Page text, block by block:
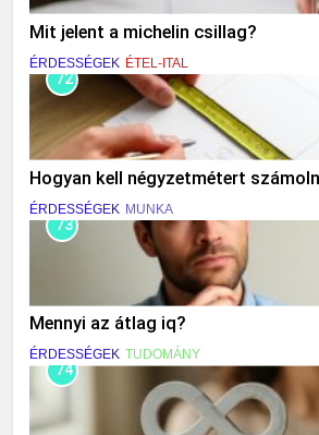
Mit jelent a michelin csillag?
ÉRDESSÉGEK ÉTEL-ITAL
72
Hogyan kell négyzetmétert
ÉRDESSÉGEK MUNKA
73
Mennyi az átlag iq?
ÉRDESSÉGEK TUDOMÁNY
74